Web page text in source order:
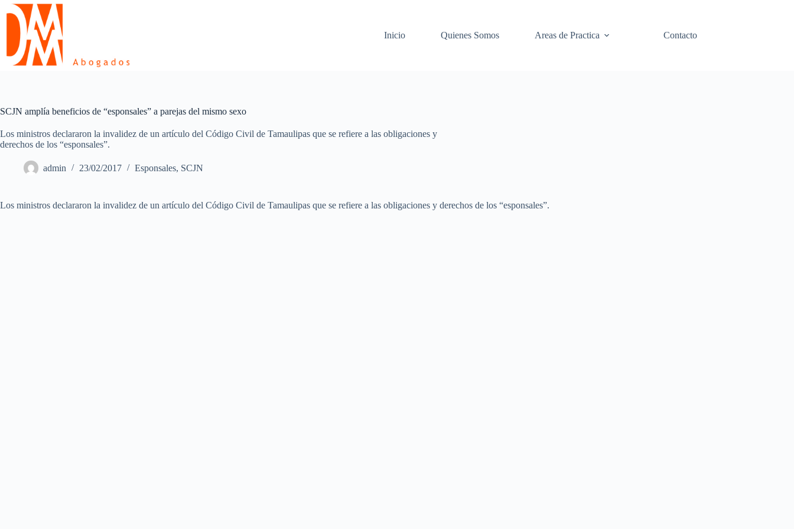
Skip
content
Inicio
Quienes Somos Areas de Practica Contacto
SCJN amplía beneficios de “esponsales” a parejas del mismo sexo
Los ministros declararon la invalidez de un artículo del Código Civil de Tamaulipas que se refiere a las obligaciones y
derechos de los “esponsales”.
admin 23/02/2017 Esponsales, SCJN
Los ministros declararon la invalidez de un artículo del Código Civil de Tamaulipas que se refiere a las obligaciones y derechos de los “esponsales”.